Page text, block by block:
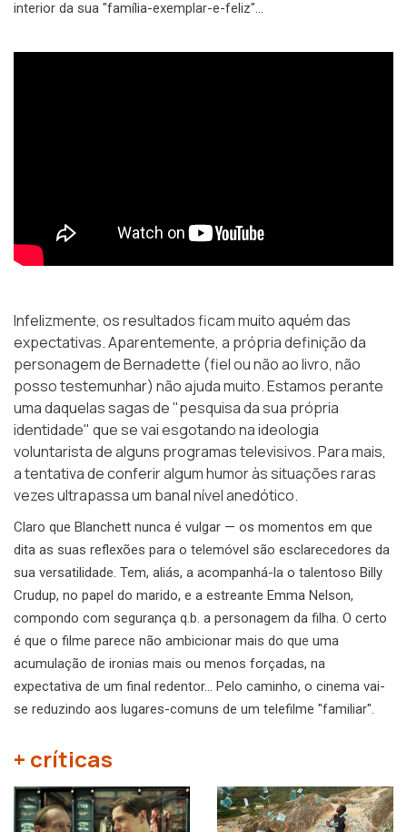
interior da sua "família-exemplar-e-feliz"…
Infelizmente, os resultados ficam muito aquém das
expectativas. Aparentemente, a própria definição da
personagem de Bernadette (fiel ou não aolivro, não
posso testemunhar) não ajuda muito. Estamos perante
uma daquelas sagas de "pesquisa da sua própria
identidade" que se vai esgotando na ideologia
voluntarista de alguns programas televisivos. Para mais,
a tentativa de conferir algum humor às situações raras
vezes ultrapassa um banal nível anedótico.
Claro que Blanchett nunca é vulgar — os momentos em que
dita as suas reflexões para o telemóvel são esclarecedores da
sua versatilidade. Tem, aliás, a acompanhá-la o talentoso Billy
Crudup, no papel do marido, e a estreante Emma Nelson,
compondo com segurança q.b. a personagem da filha. O certo
é que o filme parece não ambicionar mais do que uma
acumulação de ironias mais ou menos forçadas, na
expectativa de um final redentor… Pelo caminho, o cinema vai-
se reduzindo aos lugares-comuns de um telefilme "familiar".
+ críticas